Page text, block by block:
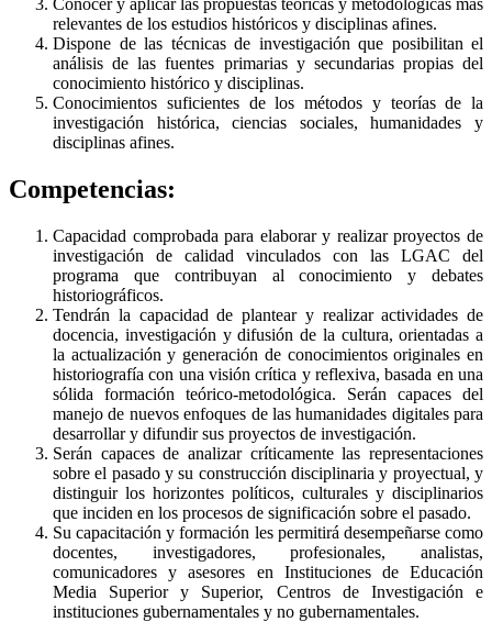
relevantes de los estudios históricos y disciplinas afines.
Dispone de las técnicas de investigación que posibilitan el
análisis de las fuentes primarias y secundarias propias del
conocimiento histórico y disciplinas.
Conocimientos suficientes de los métodos y teorías de la
investigación histórica, ciencias sociales, humanidades y
disciplinas afines.
Competencias:
Capacidad comprobada para elaborar y realizar proyectos de
investigación de calidad vinculados con las LGAC del
programa que contribuyan al conocimiento y debates
historiográficos.
Tendrán la capacidad de plantear y realizar actividades de
docencia, investigación y difusión de la cultura, orientadas a
la actualización y generación de conocimientos originales en
historiografía con una visión crítica y reflexiva, basada en una
sólida formación teórico-metodológica. Serán capaces del
manejo de nuevos enfoques de las humanidades digitales para
desarrollar y difundir sus proyectos de investigación.
Serán capaces de analizar críticamente las representaciones
sobre el pasado y su construcción disciplinaria y proyectual, y
distinguir los horizontes políticos, culturales y disciplinarios
que inciden en los procesos de significación sobre el pasado.
Su capacitación y formación les permitirá desempeñarse como
docentes, investigadores, profesionales, analistas,
comunicadores y asesores en Instituciones de Educación
Media Superior y Superior, Centros de Investigación e
instituciones gubernamentales y no gubernamentales.